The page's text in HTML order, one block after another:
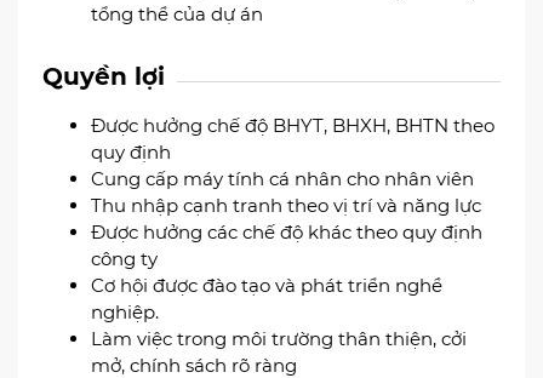
tổng thể của dự án
Quyền lợi
Được hưởng chế độ BHYT, BHXH, BHTN theo
quy định
Cung cấp máy tính cá nhân cho nhân viên
Thu nhập cạnh tranh theo vị trí và năng lực
Được hưởng các chế độ khác theo quy định
công ty
Cơ hội được đào tạo và phát triển nghề
nghiệp.
Làm việc trong môi trường thân thiện, cởi
mở, chính sách rõ ràng